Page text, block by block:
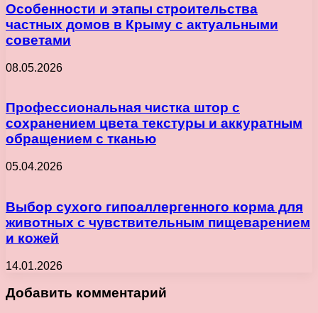
Особенности и этапы строительства
частных домов в Крыму с актуальными
советами
08.05.2026
Профессиональная чистка штор с
сохранением цвета текстуры и аккуратным
обращением с тканью
05.04.2026
Выбор сухого гипоаллергенного корма для
животных с чувствительным пищеварением
и кожей
14.01.2026
Добавить комментарий